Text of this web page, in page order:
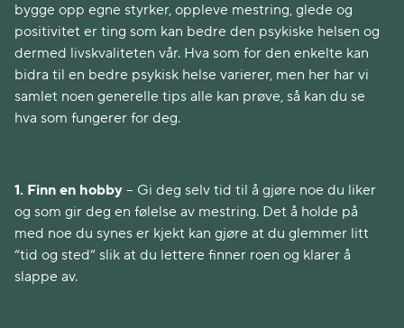
bygge opp egne styrker, oppleve mestring, glede og
positivitet er ting som kan bedre den psykiske helsen og
dermed livskvaliteten vår. Hva som for den enkelte kan
bidra til en bedre psykisk helse varierer, men her har vi
samlet noen generelle tips alle kan prøve, så kan du se
hva som fungerer for deg.
1. Finn en hobby – Gi deg selv tid til å gjøre noe du liker
og som gir deg en følelse av mestring. Det å holde på
med noe du synes er kjekt kan gjøre at du glemmer litt
“tid og sted” slik at du lettere finner roen og klarer å
slappe av.